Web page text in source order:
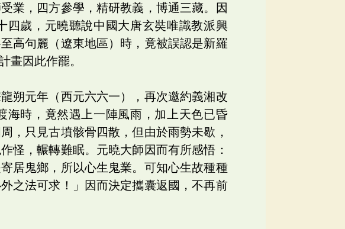
業，四方參學，精研教義，博通三藏。因
四歲，元曉聽說中國大唐玄奘唯識教派興
高句麗（遼東地區）時，竟被誤認是新羅
畫因此作罷。
朔元年（西元六六一），再次邀約義湘改
海時，竟然遇上一陣風雨，加上天色已昏
，只見古墳骸骨四散，但由於雨勢未歇，
怪，輾轉難眠。元曉大師因而有所感悟：
居鬼鄉，所以心生鬼業。可知心生故種種
之法可求！」因而決定攜囊返國，不再前